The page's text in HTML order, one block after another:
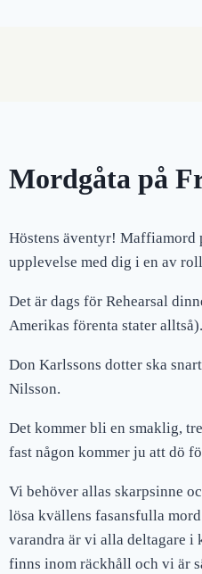
Mordgåta på
Höstens äventyr! Maffiamord
upplevelse med dig i en av
Det är dags för Rehearsal
Amerikas förenta stater alltså).
Don Karlssons dotter ska
Nilsson.
Det kommer bli en smaklig,
fast någon kommer ju att dö
Vi behöver allas skarpsinne
lösa kvällens fasansfulla
varandra är vi alla deltagare i
finns inom räckhåll och vi är